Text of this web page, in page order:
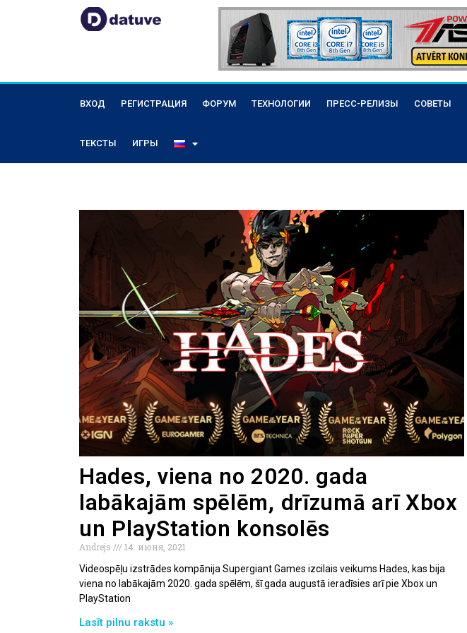
ВХОД РЕГИСТРАЦИЯ ФОРУМ ТЕХНОЛОГИИ ПРЕСС-РЕЛИЗЫ СОВЕТЫ
ТЕКСТЫ ИГРЫ
Hades, viena no 2020. gada
labākajām spēlēm, drīzumā arī Xbox
un PlayStation konsolēs
Andrejs
14. июня, 2021
Videospēļu izstrādes kompānija Supergiant Games izcilais veikums Hades, kas bija
viena no labākajām 2020. gada spēlēm, šī gada augustā ieradīsies arī pie Xbox un
PlayStation
Lasīt pilnu rakstu »